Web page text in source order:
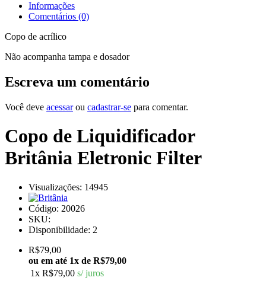
Informações
Comentários (0)
Copo de acrílico
Não acompanha tampa e dosador
Escreva um comentário
Você deve acessarou cadastrar-se para comentar.
Copo de Liquidificador
Britânia Eletronic Filter
Visualizações: 14945
Código: 20026
SKU:
Disponibilidade: 2
R$79,00
ou em até 1x de R$79,00
1x R$79,00 s/ juros